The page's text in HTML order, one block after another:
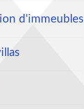
d'immeubles